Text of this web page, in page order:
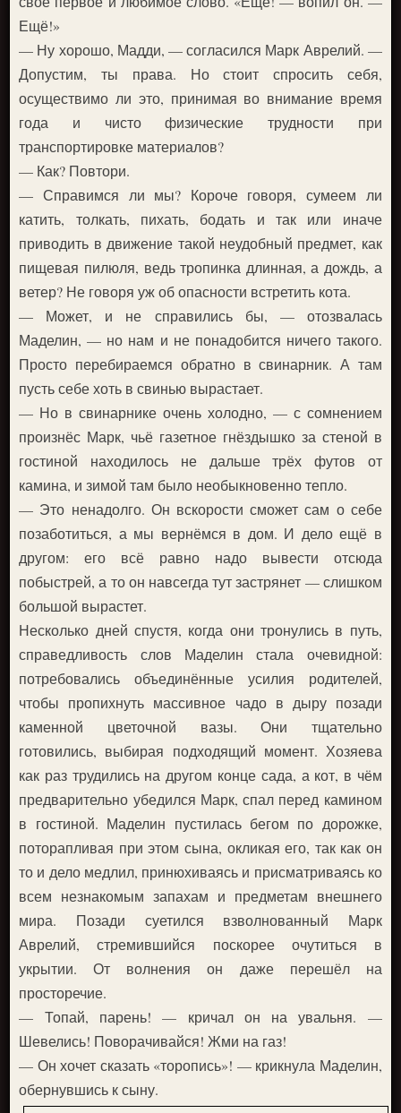
Ещё!»
— Ну хорошо, Мадди, — согласился Марк Аврелий. —
Допустим, ты права. Но стоит спросить себя,
осуществимо ли это, принимая во внимание время
года и чисто физические трудности при
транспортировке материалов?
— Как? Повтори.
— Справимся ли мы? Короче говоря, сумеем ли
катить, толкать, пихать, бодать и так или иначе
приводить в движение такой неудобный предмет, как
пищевая пилюля, ведь тропинка длинная, а дождь, а
ветер? Не говоря уж об опасности встретить кота.
— Может, и не справились бы, — отозвалась
Маделин, — но нам и не понадобится ничего такого.
Просто перебираемся обратно в свинарник. А там
пусть себе хоть в свинью вырастает.
— Но в свинарнике очень холодно, — с сомнением
произнёс Марк, чьё газетное гнёздышко за стеной в
гостиной находилось не дальше трёх футов от
камина, и зимой там было необыкновенно тепло.
— Это ненадолго. Он вскорости сможет сам о себе
позаботиться, а мы вернёмся в дом. И дело ещё в
другом: его всё равно надо вывести отсюда
побыстрей, а то он навсегда тут застрянет — слишком
большой вырастет.
Несколько дней спустя, когда они тронулись в путь,
справедливость слов Маделин стала очевидной:
потребовались объединённые усилия родителей,
чтобы пропихнуть массивное чадо в дыру позади
каменной цветочной вазы. Они тщательно
готовились, выбирая подходящий момент. Хозяева
как раз трудились на другом конце сада, а кот, в чём
предварительно убедился Марк, спал перед камином
в гостиной. Маделин пустилась бегом по дорожке,
поторапливая при этом сына, окликая его, так как он
то и дело медлил, принюхиваясь и присматриваясь ко
всем незнакомым запахам и предметам внешнего
мира. Позади суетился взволнованный Марк
Аврелий, стремившийся поскорее очутиться в
укрытии. От волнения он даже перешёл на
просторечие.
— Топай, парень! — кричал он на увальня. —
Шевелись! Поворачивайся! Жми на газ!
— Он хочет сказать «торопись»! — крикнула Маделин,
обернувшись к сыну.